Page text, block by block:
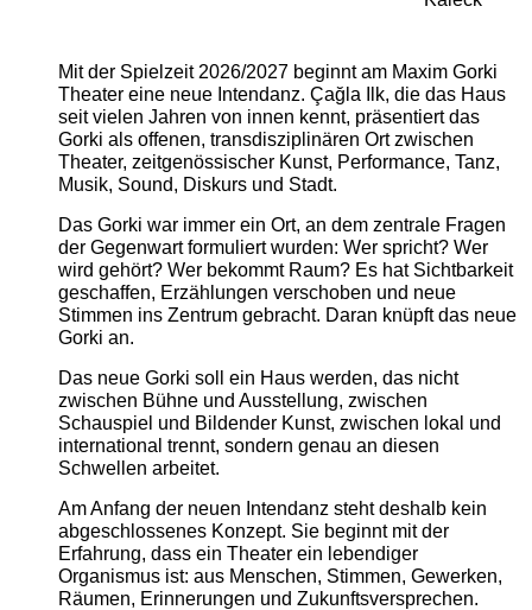
Mit der Spielzeit 2026/2027 beginnt am Maxim Gorki
Theater eine neue Intendanz. Çağla Ilk, die das Haus
seit vielen Jahren von innen kennt, präsentiert das
Gorki als offenen, transdisziplinären Ort zwischen
Theater, zeitgenössischer Kunst, Performance, Tanz,
Musik, Sound, Diskurs und Stadt.
Das Gorki war immer ein Ort, an dem zentrale Fragen
der Gegenwart formuliert wurden: Wer spricht? Wer
wird gehört? Wer bekommt Raum? Es hat Sichtbarkeit
geschaffen, Erzählungen verschoben und neue
Stimmen ins Zentrum gebracht. Daran knüpft das neue
Gorki an.
Das neue Gorki soll ein Haus werden, das nicht
zwischen Bühne und Ausstellung, zwischen
Schauspiel und Bildender Kunst, zwischen lokal und
international trennt, sondern genau an diesen
Schwellen arbeitet.
Am Anfang der neuen Intendanz steht deshalb kein
abgeschlossenes Konzept. Sie beginnt mit der
Erfahrung, dass ein Theater ein lebendiger
Organismus ist: aus Menschen, Stimmen, Gewerken,
Räumen, Erinnerungen und Zukunftsversprechen.